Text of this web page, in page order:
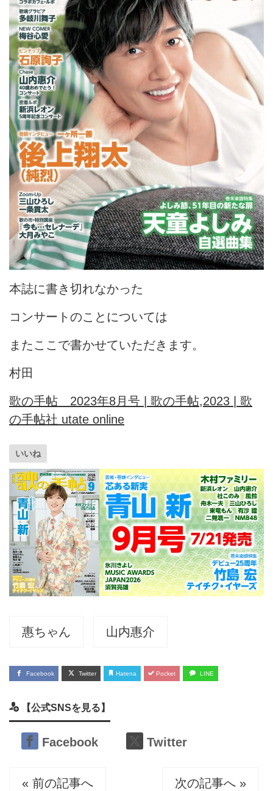
本誌に書き切れなかった
コンサートのことについては
またここで書かせていただきます。
村田
歌の手帖 2023年8月号 | 歌の手帖,2023 | 歌
の手帖社 utate online
いいね
惠ちゃん 山内惠介
Facebook Twitter Hatena Pocket LINE
【公式SNSを見る】
Facebook Twitter
« 前の記事へ 次の記事へ »